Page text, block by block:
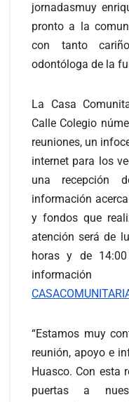
jornadasmuy
pronto a la
con tanto
odontóloga de la
La Casa
Calle Colegio
reuniones, un
internet para los
una recepción
información
y fondos que
atención será de
horas y de
“Estamos muy
reunión, apoyo e
Huasco. Con esta
puertas a